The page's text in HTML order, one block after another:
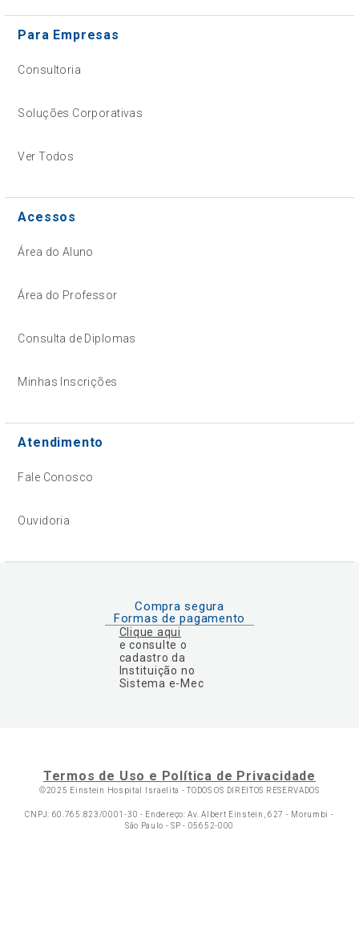
Para Empresas
Consultoria
Soluções Corporativas
Ver Todos
Acessos
Área do Aluno
Área do Professor
Consulta de Diplomas
Minhas Inscrições
Atendimento
Fale Conosco
Ouvidoria
Compra segura
Formas de pagamento
Clique aqui
e consulte o
cadastro da
Instituição no
Sistema e-Mec
Termos de Uso e Política de Privacidade
©2025 Einstein Hospital Israelita -TODOS OS DIREITOS RESERVADOS
CNPJ: 60.765.823/0001-30 - Endereço: Av. Albert Einstein, 627 - Morumbi -
São Paulo - SP - 05652-000